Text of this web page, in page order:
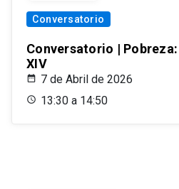
Conversatorio
Conversatorio |
XIV
7 de Abril de 2026
13:30 a 14:50